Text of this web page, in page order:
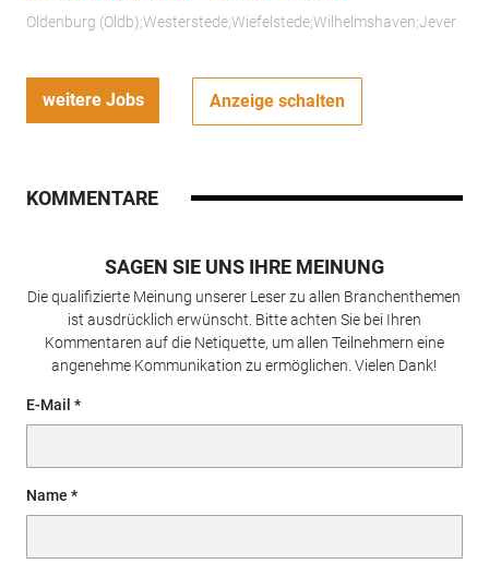
Oldenburg (Oldb);Westerstede;Wiefelstede;Wilhelmshaven;Jever
weitere Jobs Anzeige schalten
KOMMENTARE
SAGEN SIE UNS IHRE MEINUNG
Die qualifizierte Meinung unserer Leser zu allen Branchenthemen
ist ausdrücklich erwünscht. Bitte achten Sie bei Ihren
Kommentaren auf die Netiquette, um allen Teilnehmern eine
angenehme Kommunikation zu ermöglichen. Vielen Dank!
E-Mail
Name